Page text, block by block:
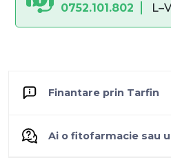
0752.101.802
Finantare prin Tarfin
Ai o fitofarmacie sau